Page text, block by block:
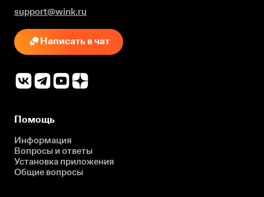
support@wink.ru
Написать в чат
Помощь
Информация
Вопросы и ответы
Установка приложения
Общие вопросы